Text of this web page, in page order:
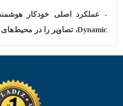
- عملکرد اصلی خودکار
Dynamic، تصاویر را در